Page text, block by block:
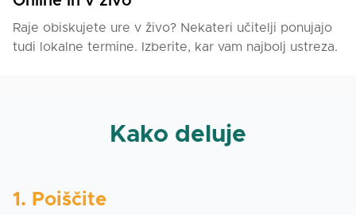
Raje obiskujete ure v živo? Nekateri učitelji ponujajo
tudi lokalne termine. Izberite, kar vam najbolj ustreza.
Kako deluje
1. Poiščite